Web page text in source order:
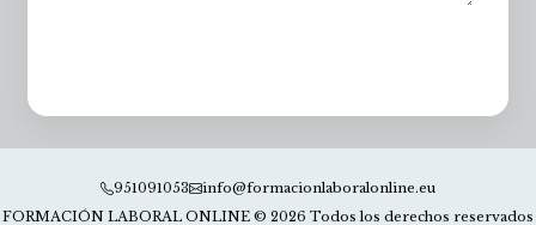
951091053
info@formacionlaboralonline.eu
FORMACIÓN LABORAL ONLINE © 2026 Todos los derechos reservados